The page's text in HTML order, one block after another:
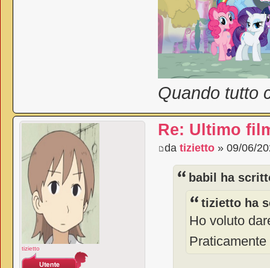
Quando tutto
Re: Ultimo
da tizietto» 09/06/
babil ha
tizietto ha
Ho voluto
tizietto